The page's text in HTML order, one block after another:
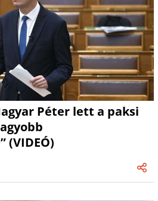
Péter lett a paksi
(VIDEÓ)